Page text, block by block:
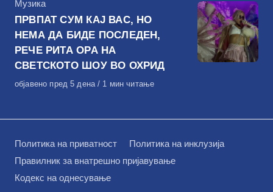
КАтегорија
Музика
ПРВПАТ СУМ КАЈ ВАС, НО
НЕМА ДА БИДЕ ПОСЛЕДЕН,
РЕЧЕ РИТА ОРА НА
СВЕТСКОТО ШОУ ВО ОХРИД
Објавено
објавено пред 5 дена 1 мин читање
Политика на приватност
Политика на инклузија
Правилник за внатрешно пријавување
Кодекс на однесување